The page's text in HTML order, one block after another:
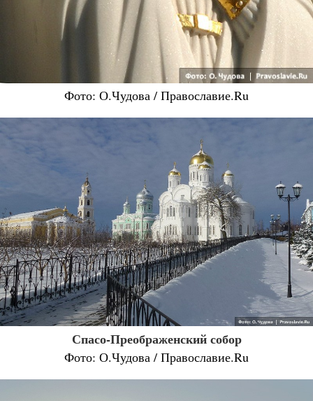
Фото: О.Чудова / Православие.Ru
Спасо-Преображенский собор
Фото: О.Чудова / Православие.Ru